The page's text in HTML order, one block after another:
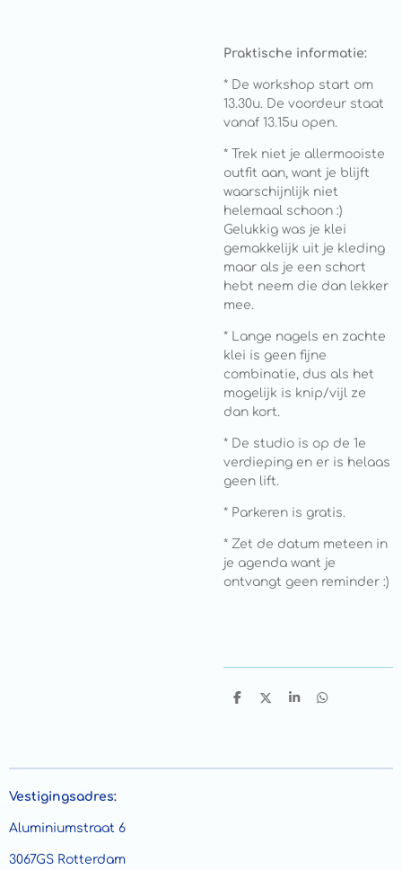
Praktische informatie:
* De workshop start om
13.30u. De voordeur staat
vanaf 13.15u open.
* Trek niet je allermooiste
outfit aan, want je blijft
waarschijnlijk niet
helemaal schoon :)
Gelukkig was je klei
gemakkelijk uit je kleding
maar als je een schort
hebt neem die dan lekker
mee.
* Lange nagels en zachte
klei is geen fijne
combinatie, dus als het
mogelijk is knip/vijl ze
dan kort.
* De studio is op de 1e
verdieping en er is helaas
geen lift.
* Parkeren is gratis.
* Zet de datum meteen in
je agenda want je
ontvangt geen reminder :)
D
D
S
D
Vestigingsadres:
Aluminiumstraat 6
3067GS Rotterdam